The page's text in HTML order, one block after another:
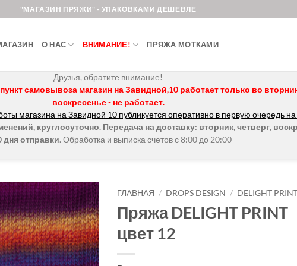
"МАГАЗИН ПРЯЖИ" - УПАКОВКАМИ ДЕШЕВЛЕ
О НАС ВНИМАНИЕ! ПРЯЖА МОТКАМИ
Друзья, обратите внимание!
самовывоза магазин на Завидной,10 работает только во
воскресенье - не работает.
магазина на Завидной 10 публикуется оперативно в первую очередь на
круглосуточно. Передача на доставку: вторник, четверг,
дня отправки. Обработка и выписка счетов с 8:00 до 20:00
Добавить в
избранное.
ГЛАВНАЯ / DROPS DESIGN / DELIGHT
Пряжа DELIGHT PRINT
цвет 12